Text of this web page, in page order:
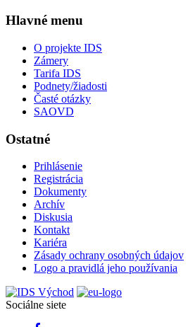
Hlavné menu
O projekte IDS
Zámery
Tarifa IDS
Podnety/žiadosti
Časté otázky
SAOVD
Ostatné
Prihlásenie
Registrácia
Dokumenty
Archív
Diskusia
Kontakt
Kariéra
Zásady ochrany osobných údajov
Logo a pravidlá jeho používania
Sociálne siete